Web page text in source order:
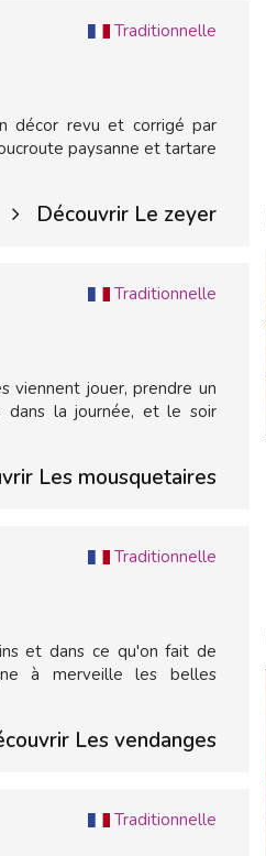
Traditionnelle
décor revu et corrigé par
paysanne et tartare
Découvrir Le zeyer
Traditionnelle
viennent jouer, prendre un
dans la journée, et le soir
Les mousquetaires
Traditionnelle
et dans ce qu'on fait de
à merveille les belles
Les vendanges
Traditionnelle